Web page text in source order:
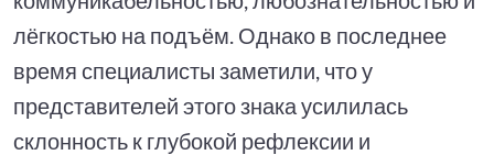
лёгкостью на подъём. Однако в последнее
время специалисты заметили, что у
представителей этого знака усилилась
склонность к глубокой рефлексии и